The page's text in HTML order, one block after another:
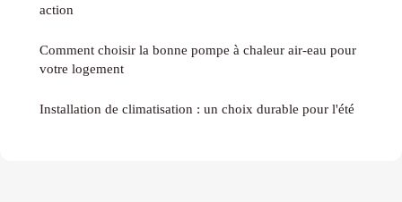
action
Comment choisir la bonne pompe à chaleur air-eau pour
votre logement
Installation de climatisation : un choix durable pour l'été